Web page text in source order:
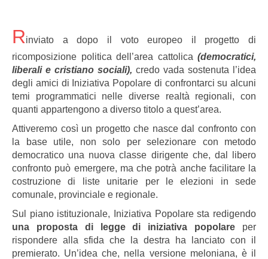
Rinviato a dopo il voto europeo il progetto di
ricomposizione politica dell’area cattolica (democratici,
liberali e cristiano sociali), credo vada sostenuta l’idea
degli amici di Iniziativa Popolare di confrontarci su alcuni
temi programmatici nelle diverse realtà regionali, con
quanti appartengono a diverso titolo a quest’area.
Attiveremo così un progetto che nasce dal confronto con
la base utile, non solo per selezionare con metodo
democratico una nuova classe dirigente che, dal libero
confronto può emergere, ma che potrà anche facilitare la
costruzione di liste unitarie per le elezioni in sede
comunale, provinciale e regionale.
Sul piano istituzionale, Iniziativa Popolare sta redigendo
una proposta di legge di iniziativa popolare per
rispondere alla sfida che la destra ha lanciato con il
premierato. Un’idea che, nella versione meloniana, è il